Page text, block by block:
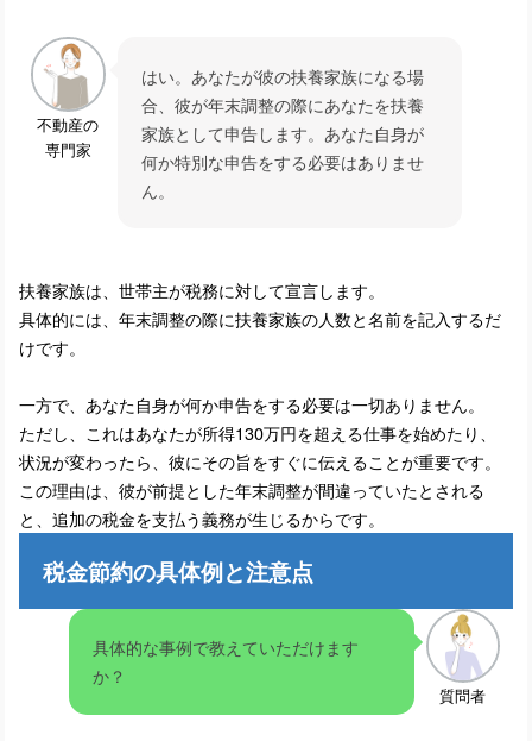
不動産の
専門家
はい。あなたが彼の扶養家族になる場
合、彼が年末調整の際にあなたを扶養
家族として申告します。あなた自身が
何か特別な申告をする必要はありませ
ん。
扶養家族は、世帯主が税務に対して宣言します。
具体的には、年末調整の際に扶養家族の人数と名前を記入するだ
けです。
一方で、あなた自身が何か申告をする必要は一切ありません。
ただし、これはあなたが所得130万円を超える仕事を始めたり、
状況が変わったら、彼にその旨をすぐに伝えることが重要です。
この理由は、彼が前提とした年末調整が間違っていたとされる
と、追加の税金を支払う義務が生じるからです。
税金節約の具体例と注意点
具体的な事例で教えていただけます
か？
質問者